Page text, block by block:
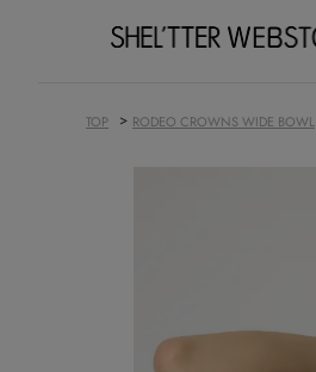
TOP > RODEO CROWNS WIDE BOWL